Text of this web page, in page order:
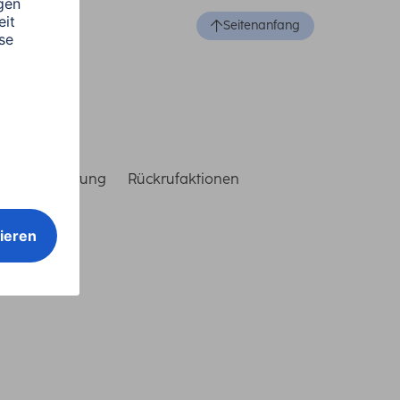
Seitenanfang
Rückrufaktionen